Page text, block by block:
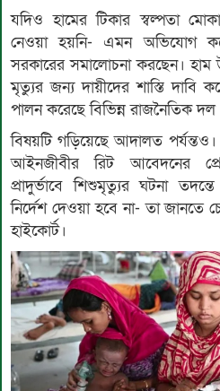
যদিও হামের টিকার স্বল্পতা
নেওয়া হয়নি- এমন অভিযোগ
সরকারের সমালোচনা করছেন।
মৃত্যুর জন্য দায়ীদের শাস্তি দাবি
পালন করেছে বিভিন্ন রাজনৈতিক
বিষয়টি গড়িয়েছে আদালত
আইনজীবীর রিট আবেদনের
প্রাদুর্ভাবে শিশুমৃত্যুর ঘটনা
নির্দেশ দেওয়া হবে না- তা জানতে
হাইকোর্ট।